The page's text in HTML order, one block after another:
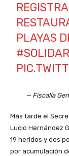
PLAYAS
— Fiscalía
Más tarde el
Lucio Hernández
19 heridos y dos
por acumulación